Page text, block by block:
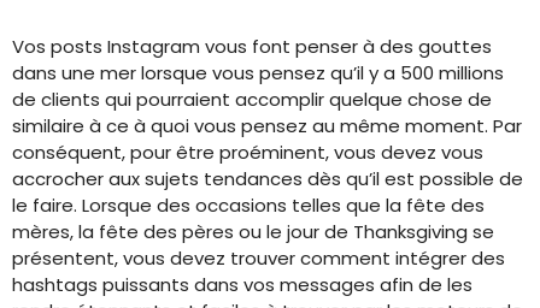
Vos posts Instagram vous font penser à des gouttes
dans une mer lorsque vous pensez qu’il y a 500 millions
de clients qui pourraient accomplir quelque chose de
similaire à ce à quoi vous pensez au même moment. Par
conséquent, pour être proéminent, vous devez vous
accrocher aux sujets tendances dès qu’il est possible de
le faire. Lorsque des occasions telles que la fête des
mères, la fête des pères ou le jour de Thanksgiving se
présentent, vous devez trouver comment intégrer des
hashtags puissants dans vos messages afin de les